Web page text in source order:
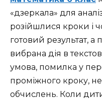
«дзеркала» для
розійшлися кроки і
готовий результат,
вибрана дія в
умова, помилка у
проміжного кроку,
обчислень. Коли